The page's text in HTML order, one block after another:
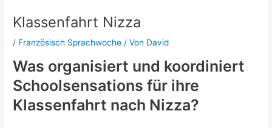
Klassenfahrt Nizza
/ Französisch Sprachwoche / Von David
Was organisiert und koordiniert
Schoolsensations für ihre
Klassenfahrt nach Nizza?